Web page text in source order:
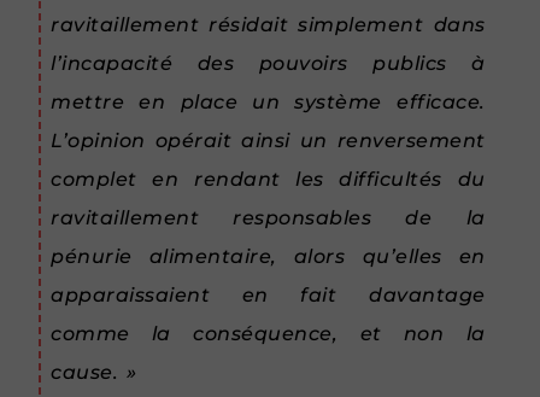
ravitaillement résidait simplement dans
l’incapacité des pouvoirs publics à
mettre en place un système efficace.
L’opinion opérait ainsi un renversement
complet en rendant les difficultés du
ravitaillement responsables de la
pénurie alimentaire, alors qu’elles en
apparaissaient en fait davantage
comme la conséquence, et non la
cause. »